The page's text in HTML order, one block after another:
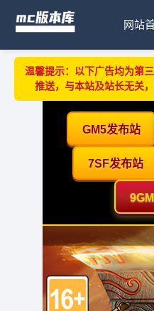
网站
温馨提示：以下广告均为第
推送，与本站及站长无关